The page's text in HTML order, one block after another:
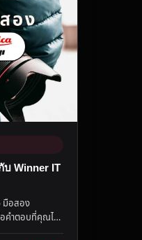
Winner IT
มือสอง
อคำตอบที่คุณไม่